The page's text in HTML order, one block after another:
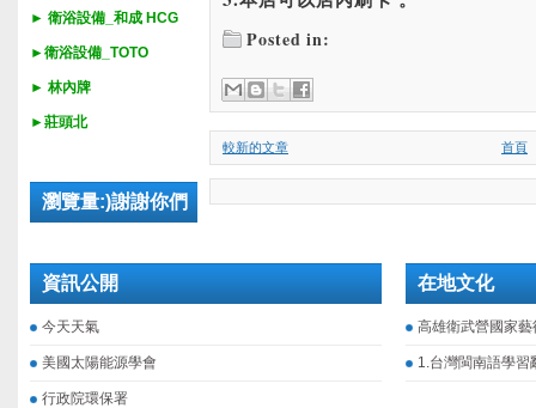
► 衛浴設備_ 和成 HCG
►衛浴設備_ TOTO
► 林內牌
►莊頭北
瀏覽量:)謝謝你們
Posted in:
較新的文章 首頁
資訊公開
今天天氣
美國太陽能源學會
行政院環保署
在地文化
高雄衛武營國家藝
1.台灣閩南語學習